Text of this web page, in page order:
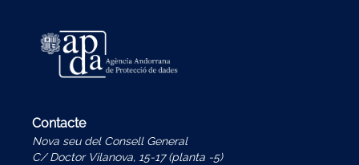
Contacte
Nova seu del Consell General
C/ Doctor Vilanova, 15-17 (planta -5)